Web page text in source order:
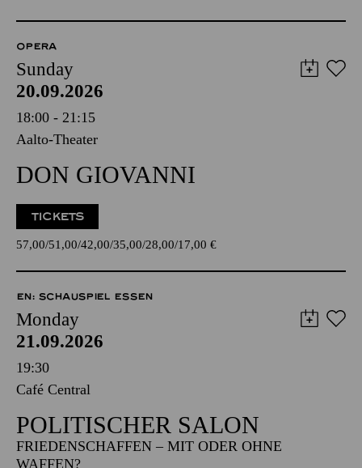
OPERA
Sunday
20.09.2026
18:00 - 21:15
Aalto-Theater
DON GIOVANNI
TICKETS
57,00 51,00 42,00 35,00 28,00 17,00 €
EN: SCHAUSPIEL ESSEN
Monday
21.09.2026
19:30
Café Central
POLITISCHER SALON
FRIEDENSCHAFFEN – MIT ODER OHNE
WAFFEN?